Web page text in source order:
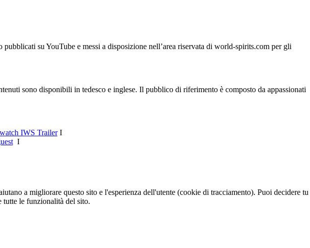
su YouTube e messi a disposizione nell’area riservata di world-spirits.com per gli
sono disponibili in tedesco e inglese. Il pubblico di riferimento è composto da appassionati
watch IWS TrailerI
I
a migliorare questo sito e l'esperienza dell'utente (cookie di tracciamento). Puoi decidere tu
tutte le funzionalità del sito.